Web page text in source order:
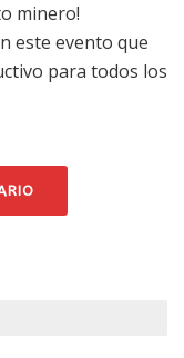
minero!
este evento que
para todos los